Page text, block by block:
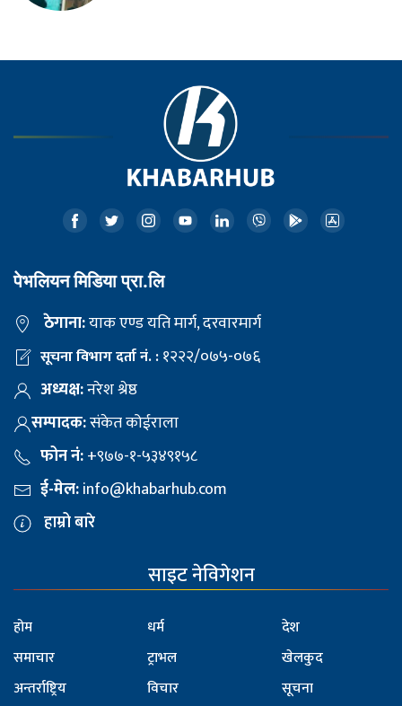
पेभलियन मिडिया प्रा.लि
ठेगाना:याक एण्ड यति मार्ग, दरवारमार्ग
सूचना विभाग दर्ता नं. :१२२२/०७५-०७६
अध्यक्ष:नरेश श्रेष्ठ
सम्पादक:संकेत कोईराला
फोन नं:+९७७-१-५३४९१५८
ई-मेल:info@khabarhub.com
हाम्रो बारे
साइट नेविगेशन
होम
समाचार
अन्तर्राष्ट्रिय
धर्म
ट्राभल
विचार
देश
खेलकुद
सूचना